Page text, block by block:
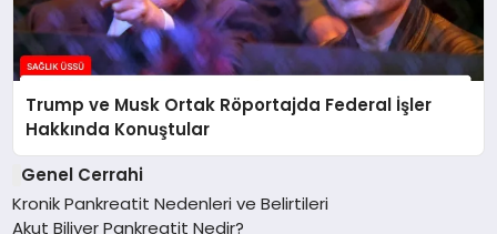
Trump ve Musk Ortak Röportajda Federal İşler
Hakkında Konuştular
Genel Cerrahi
Kronik Pankreatit Nedenleri ve Belirtileri
Akut Biliyer Pankreatit Nedir?